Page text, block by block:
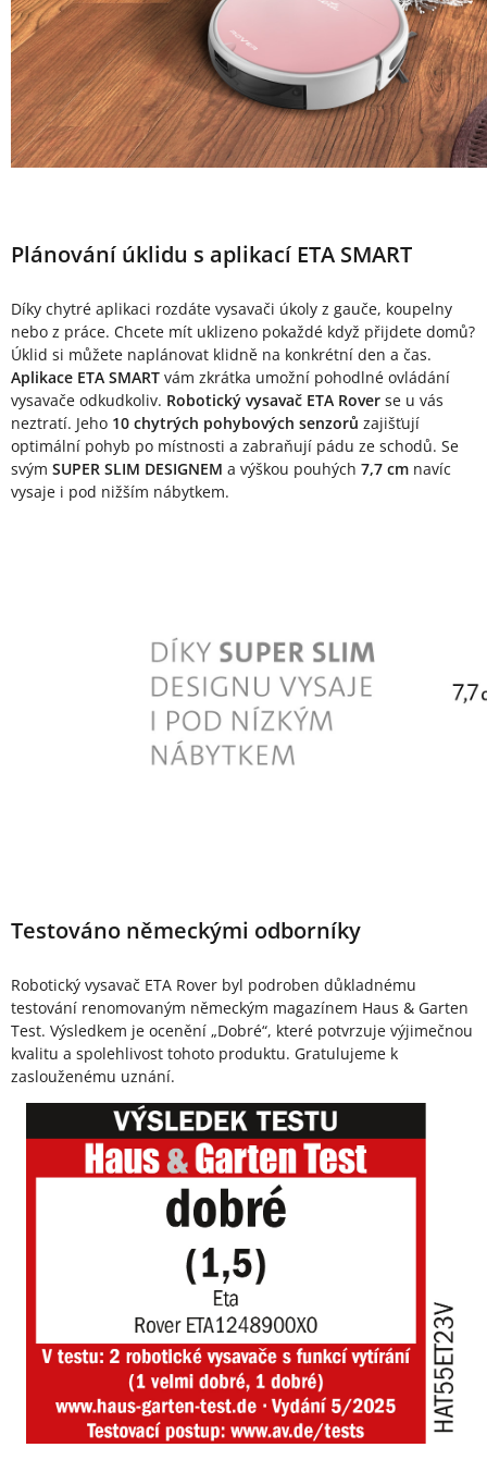
Plánování úklidu s aplikací ETA SMART
Díky chytré aplikaci rozdáte vysavači úkoly z gauče, koupelny
nebo z práce. Chcete mít uklizeno pokaždé když přijdete domů?
Úklid si můžete naplánovat klidně na konkrétní den a čas.
Aplikace ETA SMART vám zkrátka umožní pohodlné ovládání
vysavače odkudkoliv. Robotický vysavač ETA Rover se u vás
neztratí. Jeho 10 chytrých pohybových senzorů zajišťují
optimální pohyb po místnosti a zabraňují pádu ze schodů. Se
svým SUPER SLIM DESIGNEM a výškou pouhých 7,7 cm navíc
vysaje i pod nižším nábytkem.
Testováno německými odborníky
Robotický vysavač ETA Rover byl podroben důkladnému
testování renomovaným německým magazínem Haus & Garten
Test. Výsledkem je ocenění „Dobré“, které potvrzuje výjimečnou
kvalitu a spolehlivost tohoto produktu. Gratulujeme k
zaslouženému uznání.